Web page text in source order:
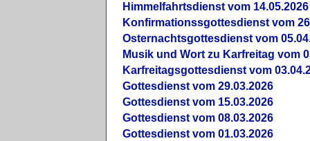
Himmelfahrtsdienst vom 14.05.2026
Konfirmationssgottesdienst vom
Osternachtsgottesdienst vom
Musik und Wort zu Karfreitag vom
Karfreitagsgottesdienst vom
Gottesdienst vom 29.03.2026
Gottesdienst vom 15.03.2026
Gottesdienst vom 08.03.2026
Gottesdienst vom 01.03.2026